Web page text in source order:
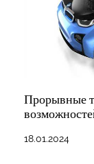
Прорывные
18.01.2024